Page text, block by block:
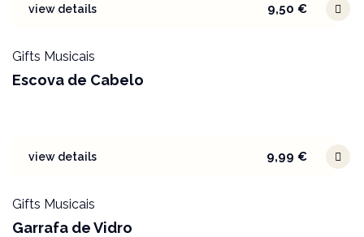
view details 9,50 €
Gifts Musicais
Escova de Cabelo
view details 9,99 €
Gifts Musicais
Garrafa de Vidro